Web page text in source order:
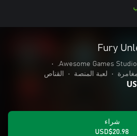
Fury
Awesome Games Studio
•
• لعبة المنصة • القناص
شراء
USD$20.98